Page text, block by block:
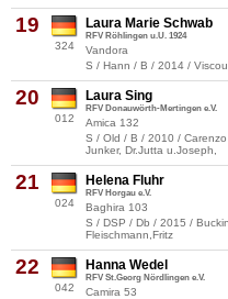
19
324
Laura Marie Schwab
RFV Röhlingen u.U. 1924
Vandora
S / Hann / B / 2014 /
20
012
Laura Sing
RFV Donauwörth-Mertingen e.V.
Amica 132
S / Old / B / 2010 /
Junker, Dr.Jutta u.Joseph,
21
024
Helena Fluhr
RFV Horgau e.V.
Baghira 103
S / DSP / Db / 2015 /
Fleischmann,Fritz
22
042
Hanna Wedel
RFV St.Georg Nördlingen e.V.
Camira 53